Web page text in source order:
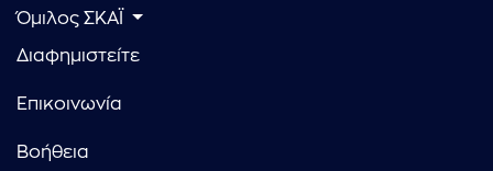
Όμιλος ΣΚΑΪ
Διαφημιστείτε
Επικοινωνία
Βοήθεια